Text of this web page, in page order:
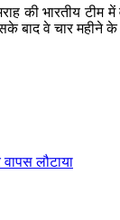
की भारतीय टीम
बाद वे चार महीने
लौटाया